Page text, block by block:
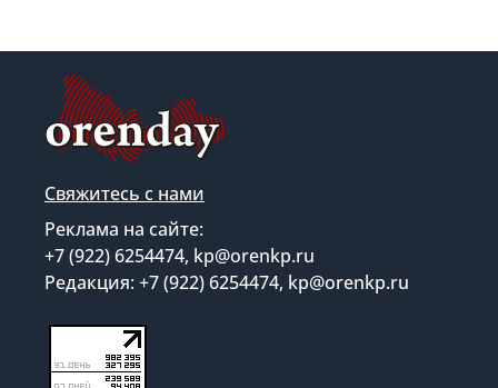
Свяжитесь с нами
Реклама на сайте:
+7 (922) 6254474, kp@orenkp.ru
Редакция: +7 (922) 6254474, kp@orenkp.ru